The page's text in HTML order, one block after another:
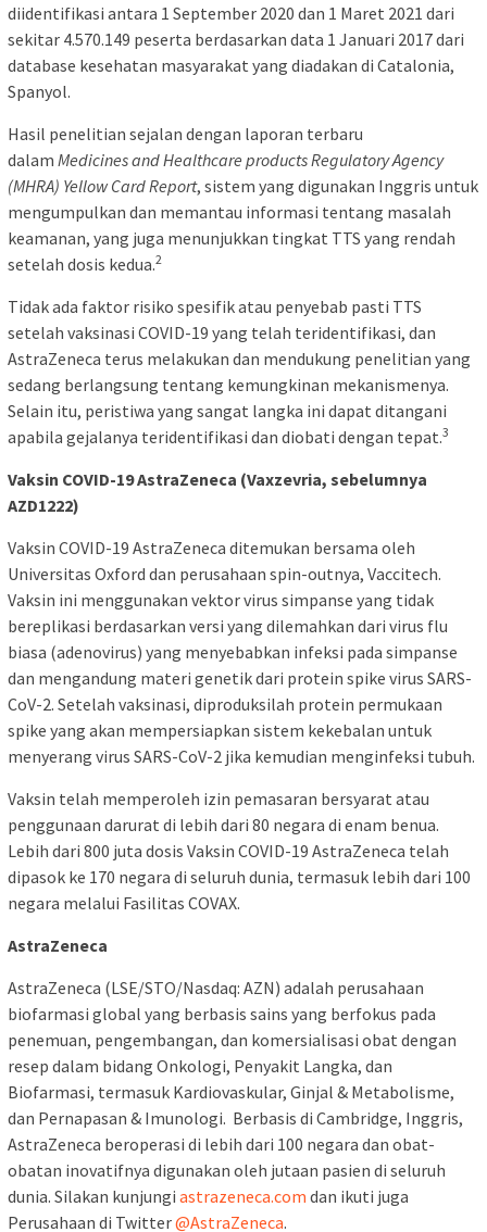
diidentifikasi antara 1 September 2020 dan 1 Maret 2021 dari
sekitar 4.570.149 peserta berdasarkan data 1 Januari 2017 dari
database kesehatan masyarakat yang diadakan di Catalonia,
Spanyol.
Hasil penelitian sejalan dengan laporan terbaru
dalam Medicines and Healthcare products Regulatory Agency
(MHRA) Yellow Card Report, sistem yang digunakan Inggris untuk
mengumpulkan dan memantau informasi tentang masalah
keamanan, yang juga menunjukkan tingkat TTS yang rendah
setelah dosis kedua.2
Tidak ada faktor risiko spesifik atau penyebab pasti TTS
setelah vaksinasi COVID-19 yang telah teridentifikasi, dan
AstraZeneca terus melakukan dan mendukung penelitian yang
sedang berlangsung tentang kemungkinan mekanismenya.
Selain itu, peristiwa yang sangat langka ini dapat ditangani
apabila gejalanya teridentifikasi dan diobati dengan tepat.3
Vaksin COVID-19 AstraZeneca (Vaxzevria, sebelumnya
AZD1222)
Vaksin COVID-19 AstraZeneca ditemukan bersama oleh
Universitas Oxford dan perusahaan spin-outnya, Vaccitech.
Vaksin ini menggunakan vektor virus simpanse yang tidak
bereplikasi berdasarkan versi yang dilemahkan dari virus flu
biasa (adenovirus) yang menyebabkan infeksi pada simpanse
dan mengandung materi genetik dari protein spike virus SARS-
CoV-2. Setelah vaksinasi, diproduksilah protein permukaan
spike yang akan mempersiapkan sistem kekebalan untuk
menyerang virus SARS-CoV-2 jika kemudian menginfeksi tubuh.
Vaksin telah memperoleh izin pemasaran bersyarat atau
penggunaan darurat di lebih dari 80 negara di enam benua.
Lebih dari 800 juta dosis Vaksin COVID-19 AstraZeneca telah
dipasok ke 170 negara di seluruh dunia, termasuk lebih dari 100
negara melalui Fasilitas COVAX.
AstraZeneca
AstraZeneca (LSE/STO/Nasdaq: AZN) adalah perusahaan
biofarmasi global yang berbasis sains yang berfokus pada
penemuan, pengembangan, dan komersialisasi obat dengan
resep dalam bidang Onkologi, Penyakit Langka, dan
Biofarmasi, termasuk Kardiovaskular, Ginjal & Metabolisme,
dan Pernapasan & Imunologi. Berbasis di Cambridge, Inggris,
AstraZeneca beroperasi di lebih dari 100 negara dan obat-
obatan inovatifnya digunakan oleh jutaan pasien di seluruh
dunia. Silakan kunjungi astrazeneca.com dan ikuti juga
Perusahaan di Twitter@AstraZeneca.